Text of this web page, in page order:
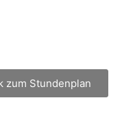
zum Stundenplan